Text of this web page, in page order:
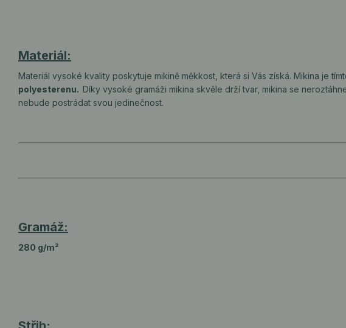
Materiál:
Materiál vysoké kvality poskytuje mikině měkkost, která si Vás získá. Mikina je
polyesterenu. Díky vysoké gramáži mikina skvěle drží tvar, mikina se
nebude postrádat svou jedinečnost.
Gramáž:
280 g/m²